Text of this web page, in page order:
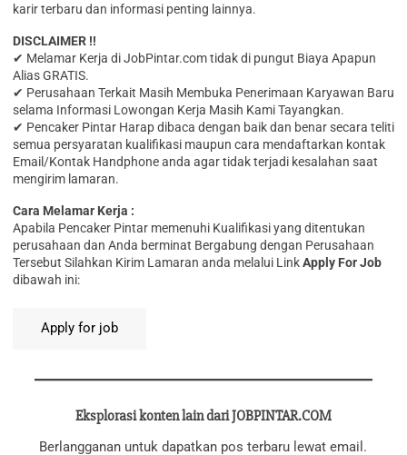
karir terbaru dan informasi penting lainnya.
DISCLAIMER !!
✔ Melamar Kerja di JobPintar.com tidak di pungut Biaya Apapun
Alias GRATIS.
✔ Perusahaan Terkait Masih Membuka Penerimaan Karyawan Baru
selama Informasi Lowongan Kerja Masih Kami Tayangkan.
✔ Pencaker Pintar Harap dibaca dengan baik dan benar secara teliti
semua persyaratan kualifikasi maupun cara mendaftarkan kontak
Email/Kontak Handphone anda agar tidak terjadi kesalahan saat
mengirim lamaran.
Cara Melamar Kerja :
Aраbіlа Pencaker Pintar memenuhi Kualifikasi yang ditentukan
perusahaan dan Anda berminat Bergabung dengan Perusahaan
Tersebut Silahkan Kirim Lamaran anda melalui LinkApply For Job
dibawah ini:
Eksplorasi konten lain dari JOBPINTAR.COM
Berlangganan untuk dapatkan pos terbaru lewat email.